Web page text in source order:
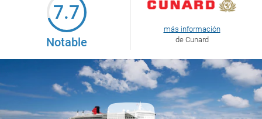
7.7
Notable
más información
de Cunard